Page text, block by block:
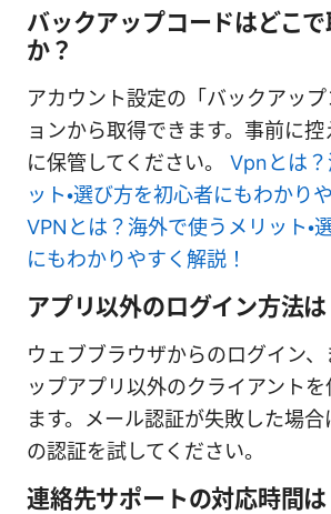
バックアップコードはどこ
か？
アカウント設定の「バックアッ
ョンから取得できます。事前に
に保管してください。 Vpnとは？
ット・選び方を初心者にもわかり
VPNとは？海外で使うメリット・
にもわかりやすく解説！
アプリ以外のログイン方法は
ウェブブラウザからのログイン
ップアプリ以外のクライアント
ます。メール認証が失敗した場
の認証を試してください。
連絡先サポートの対応時間は